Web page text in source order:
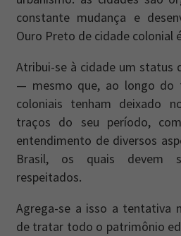
constante mudança e
Ouro Preto de cidade colonial
Atribui-se à cidade um status
— mesmo que, ao longo do
coloniais tenham deixado
traços do seu período,
entendimento de diversos
Brasil, os quais devem
respeitados.
Agrega-se a isso a tentativa
de tratar todo o patrimônio